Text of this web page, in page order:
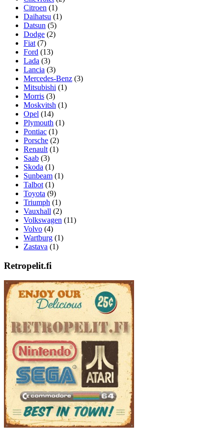
Citroen (1)
Daihatsu (1)
Datsun (5)
Dodge (2)
Fiat (7)
Ford (13)
Lada (3)
Lancia (3)
Mercedes-Benz (3)
Mitsubishi (1)
Morris (3)
Moskvitsh (1)
Opel (14)
Plymouth (1)
Pontiac (1)
Porsche (2)
Renault (1)
Saab (3)
Skoda (1)
Sunbeam (1)
Talbot (1)
Toyota (9)
Triumph (1)
Vauxhall (2)
Volkswagen (11)
Volvo (4)
Wartburg (1)
Zastava (1)
Retropelit.fi